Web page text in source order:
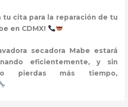
tu cita para la reparación de tu
en CDMX!
secadora Mabe estará
eficientemente, y sin
pierdas más tiempo,